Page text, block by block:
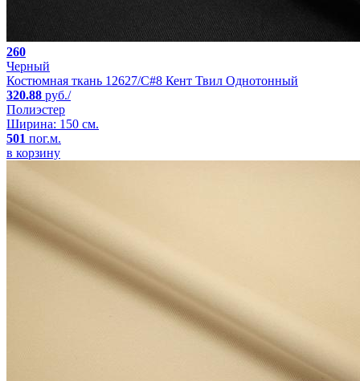
260
Черный
Костюмная ткань 12627/C#8 Кент Твил Однотонный
320.88 руб./
Полиэстер
Ширина: 150 см.
501 пог.м.
в корзину